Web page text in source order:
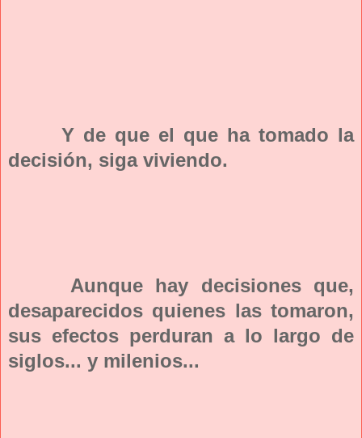
Y de que el que ha tomado la
decisión, siga viviendo.
Aunque hay decisiones que,
desaparecidos quienes las tomaron,
sus efectos perduran a lo largo de
siglos... y milenios...